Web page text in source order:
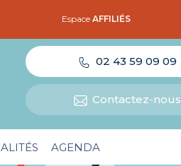
EspaceAFFILIÉS
02 43 59 09 09
Contactez-nous
AGENDA